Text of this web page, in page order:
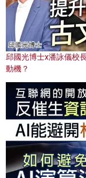
邱國光博士x潘詠儀校
動機？